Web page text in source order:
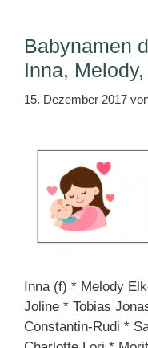
Babynamen
Inna,
15. Dezember 2017
Inna (f) * Melody
Joline * Tobias
Constantin-Rudi *